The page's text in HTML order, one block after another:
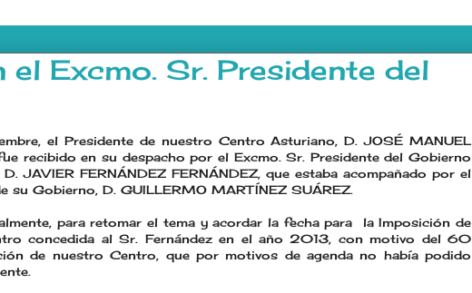
el Excmo. Sr. Presidente del
el Presidente de nuestro Centro Asturiano, D. JOSÉ MANUEL
recibido en su despacho por el Excmo. Sr. Presidente del Gobierno
JAVIER FERNÁNDEZ FERNÁNDEZ, que estaba acompañado por el
su Gobierno, D. GUILLERMO MARTÍNEZ SUÁREZ.
para retomar el tema y acordar la fecha para la Imposición de
concedida al Sr. Fernández en el año 2013, con motivo del 60
de nuestro Centro, que por motivos de agenda no había podido